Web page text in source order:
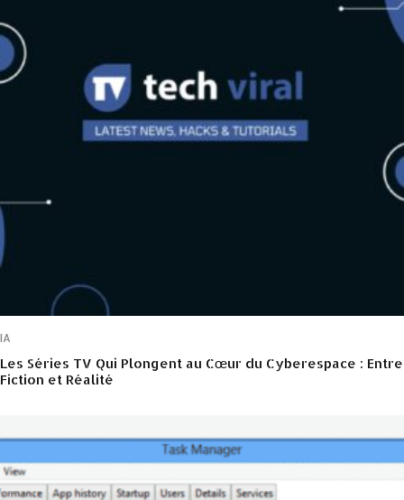
IA
Les Séries TV Qui Plongent au Cœur du Cyberespace : Entre
Fiction et Réalité